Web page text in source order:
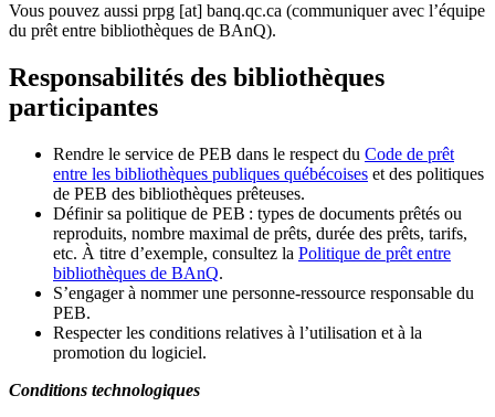
Vous pouvez aussi prpg [at] banq.qc.ca (communiquer avec l’équipe
du prêt entre bibliothèques de BAnQ).
Responsabilités des bibliothèques
participantes
Rendre le service de PEB dans le respect du Code de prêt
entre les bibliothèques publiques québécoises et des politiques
de PEB des bibliothèques prêteuses.
Définir sa politique de PEB : types de documents prêtés ou
reproduits, nombre maximal de prêts, durée des prêts, tarifs,
etc. À titre d’exemple, consultez la Politique de prêt entre
bibliothèques de BAnQ.
S’engager à nommer une personne-ressource responsable du
PEB.
Respecter les conditions relatives à l’utilisation et à la
promotion du logiciel.
Conditions technologiques